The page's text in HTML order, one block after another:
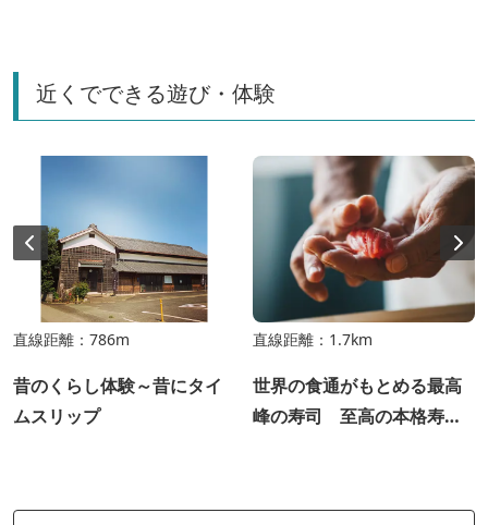
近くでできる遊び・体験
直線距離：786m
昔のくらし体験～昔にタイ
ムスリップ
直線距離：1.7km
世界の食通がもとめる最高
峰の寿司 至高の本格寿司